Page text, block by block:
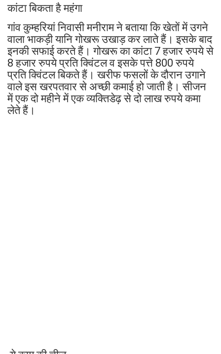
कांटा बिकता है महंगा
गांव कुम्हरियां निवासी मनीराम ने बताया कि खेतों में उगने
वाला भाकड़ी यानि गोखरू उखाड़ कर लाते हैं। इसके बाद
इनकी सफाई करते हैं। गोखरू का कांटा 7 हजार रुपये से
8 हजार रुपये प्रति क्विंटल व इसके पत्ते 800 रुपये
प्रति क्विंटल बिकते हैं। खरीफ फसलों के दौरान उगाने
वाले इस खरपतवार से अच्छी कमाई हो जाती है। सीजन
में एक दो महीने में एक व्यक्तिडेढ़ से दो लाख रुपये कमा
लेते हैं।